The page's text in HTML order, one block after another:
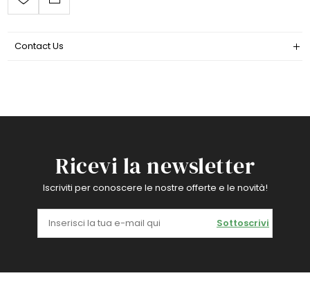
Contact Us
Ricevi la newsletter
Iscriviti per conoscere le nostre offerte e le novità!
Sottoscrivi